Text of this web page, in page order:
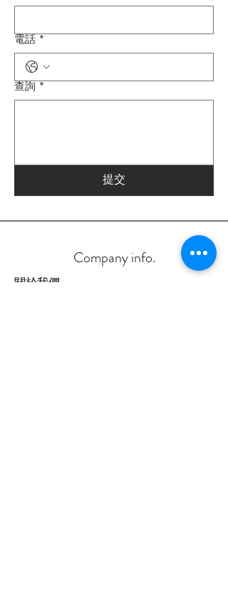
電話 *
查詢 *
提交
Company info.
關於我們